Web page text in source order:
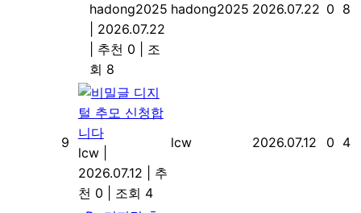
hadong2025
2026.07.22
추천 0
조
회 8
hadong2025 2026.07.22 0 8
9
디지
털 추모 신청합
니다
lcw
2026.07.12
추
천 0
조회 4
lcw 2026.07.12 0 4